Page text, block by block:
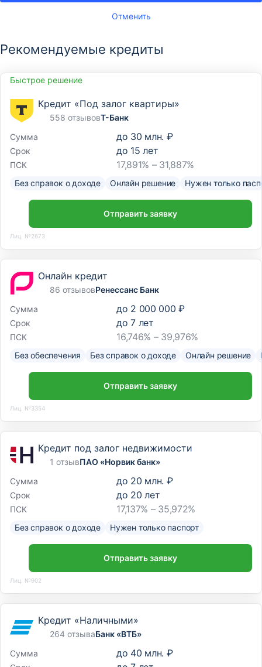
Отменить
Рекомендуемые кредиты
Быстрое решение
Кредит «Под залог квартиры»
558 отзывовТ-Банк
Сумма
до 30 млн. ₽
Срок до 15 лет
ПСК 17,891% – 31,887%
Без справок о доходе Онлайн решение Нужен только
Отправить заявку
Лиц. №2673
Онлайн кредит
86 отзывовРенессанс Банк
Сумма
до 2 000 000 ₽
Срок до7лет
ПСК 16,746% – 39,976%
Без обеспечения Без справок о доходе Онлайн решение
Отправить заявку
Лиц. №3354
Кредит под залог недвижимости
1 отзывПАО «Норвик банк»
Сумма
до 20 млн. ₽
Срок до 20 лет
ПСК 17,137% – 35,972%
Без справок о доходе Нужен только паспорт
Отправить заявку
Лиц. №902
Кредит «Наличными»
264 отзываБанк «ВТБ»
Сумма
до 40 млн. ₽